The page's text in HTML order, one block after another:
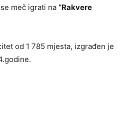
meč igrati na “Rakvere
od 1 785 mjesta, izgrađen je